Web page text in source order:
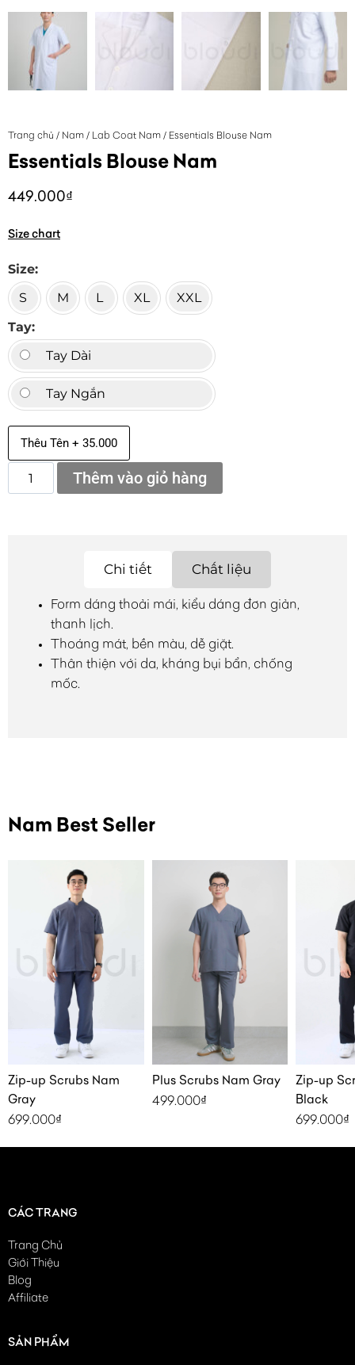
Trang chủ / Nam / Lab Coat Nam / Essentials Blouse Nam
Essentials Blouse Nam
449.000₫
Size chart
Size
S
M L XL
XXL
Tay
Tay Dài
Tay Ngắn
Thêu Tên + 35.000
Thêm vào giỏ hàng
Chi tiết Chất liệu
Form dáng thoải mái, kiểu dáng đơn giản,
thanh lịch.
Thoáng mát, bền màu, dễ giặt.
Thân thiện với da, kháng bụi bẩn, chống
mốc.
Nam Best Seller
Zip-up Scrubs Nam
Gray
699.000₫
Plus Scrubs Nam Gray
499.000₫
Zip-up
Black
699.000₫
CÁC TRANG
Trang Chủ
Giới Thiệu
Blog
Affiliate
SẢN PHẨM